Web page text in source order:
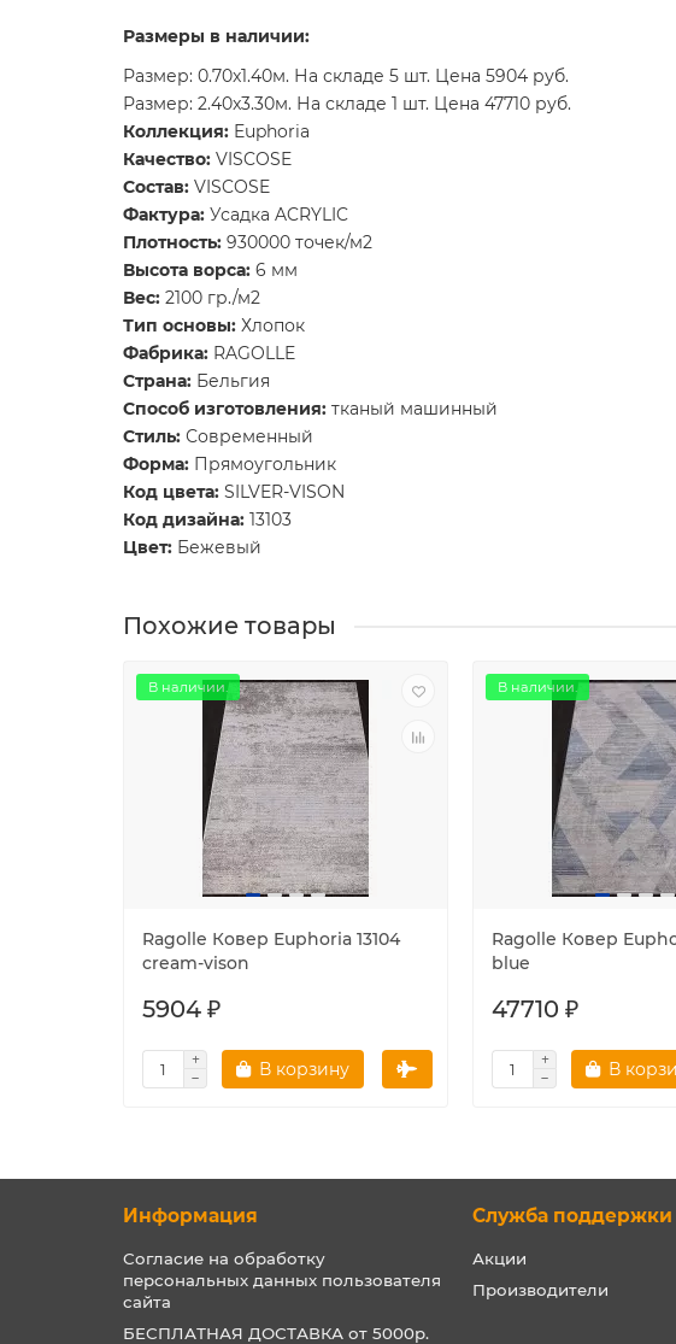
Размеры в наличии:
Размер: 0.70x1.40м. На складе 5 шт. Цена 5904 руб.
Размер: 2.40x3.30м. На складе 1 шт. Цена 47710 руб.
Коллекция: Euphoria
Качество: VISCOSE
Состав: VISCOSE
Фактура: Усадка ACRYLIC
Плотность: 930000 точек/м2
Высота ворса: 6 мм
Вес: 2100 гр./м2
Тип основы: Хлопок
Фабрика: RAGOLLE
Страна: Бельгия
Способ изготовления: тканый машинный
Стиль: Современный
Форма: Прямоугольник
Код цвета: SILVER-VISON
Код дизайна: 13103
Цвет: Бежевый
Похожие товары
В наличии.
Ragolle Ковер Euphoria 13104
cream-vison
5904 ₽
В корзину
В наличии.
Ragolle Ковер
blue
47710 ₽
В
Информация
Согласие на обработку
персональных данных пользователя
сайта
БЕСПЛАТНАЯ ДОСТАВКА от 5000р.
Служба поддержки
Акции
Производители